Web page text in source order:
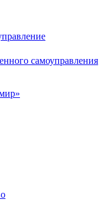
самоуправления